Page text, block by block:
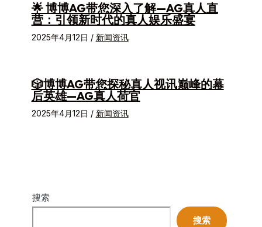
🌟 博博AG带您深入了解—AG真人直
营：引领新时代的真人娱乐盛宴
2025年4月12日 / 新闻资讯
🎲博博AG带您探秘真人视讯巅峰的幕
后英雄—AG真人荷官
2025年4月12日 / 新闻资讯
搜索
搜索